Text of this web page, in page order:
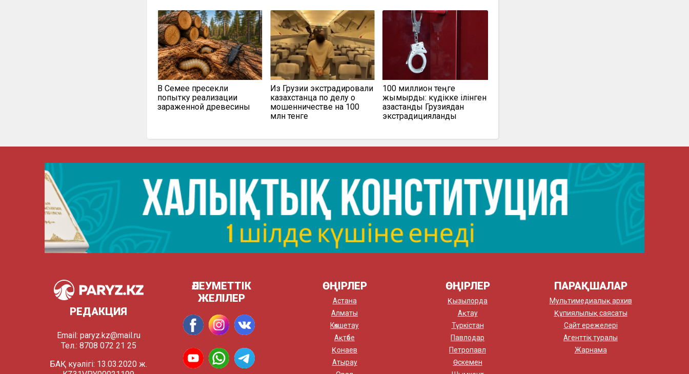
В Семее пресекли
попытку реализации
зараженной древесины
Из Грузии экстрадировали
казахстанца по делу о
мошенничестве на 100
млн тенге
100 миллион теңге
жымқырды: күдікке ілінген
қазақстандық Грузиядан
экстрадицияланды
РЕДАКЦИЯ
Email: paryz.kz@mail.ru
Тел.: 8708 072 21 25
БАҚ куәлігі: 13.03.2020 ж.
ӘЛЕУМЕТТІК
ЖЕЛІЛЕР
ӨҢІРЛЕР
Астана
Алматы
Көкшетау
Ақтөбе
Қонаев
Атырау
ӨҢІРЛЕР
Қызылорда
Ақтау
Түркістан
Павлодар
Петропавл
Өскемен
ПАРАҚШАЛАР
Мультимедиалық архив
Құпиялылық саясаты
Сайт ережелері
Агенттік туралы
Жарнама